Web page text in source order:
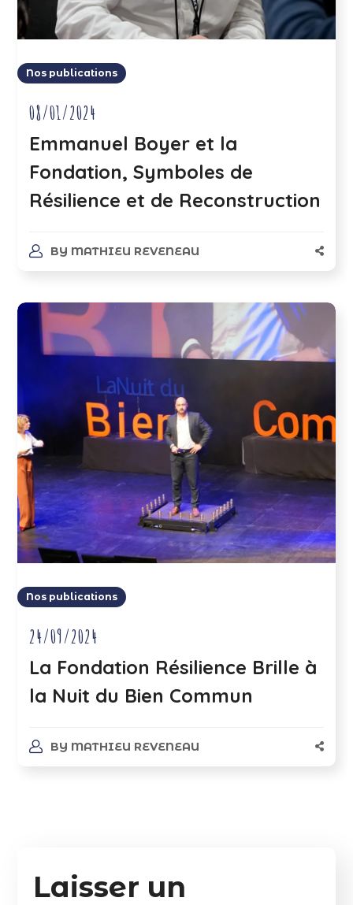
Nos publications
08/01/2024
Emmanuel Boyer et la
Fondation, Symboles de
Résilience et de Reconstruction
BY MATHIEU REVENEAU
Nos publications
24/09/2024
La Fondation Résilience Brille à
la Nuit du Bien Commun
BY MATHIEU REVENEAU
Laisser un